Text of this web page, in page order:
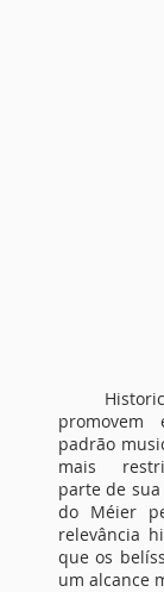
promovem
padrão
mais
parte de
do Méier
relevância
que os
um alcance